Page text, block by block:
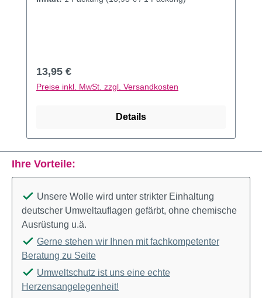
Regulärer Preis:
13,95 €
Preise inkl. MwSt. zzgl. Versandkosten
Details
Ihre Vorteile:
Unsere Wolle wird unter strikter Einhaltung
deutscher Umweltauflagen gefärbt, ohne chemische
Ausrüstung u.ä.
Gerne stehen wir Ihnen mit fachkompetenter
Beratung zu Seite
Umweltschutz ist uns eine echte
Herzensangelegenheit!